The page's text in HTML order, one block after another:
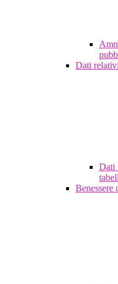
Dati
Dati
Benessere